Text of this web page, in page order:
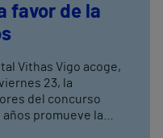
favor de la
Vithas Vigo acoge,
23, la
del concurso
promueve la